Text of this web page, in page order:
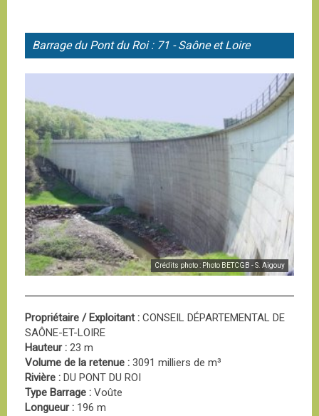
Barrage du Pont du Roi : 71 - Saône et Loire
Crédits photo : Photo BETCGB - S. Aigouy
Propriétaire / Exploitant : CONSEIL DÉPARTEMENTAL DE
SAÔNE-ET-LOIRE
Hauteur : 23 m
Volume de la retenue : 3091 milliers de m³
Rivière : DU PONT DU ROI
Type Barrage : Voûte
Longueur : 196 m